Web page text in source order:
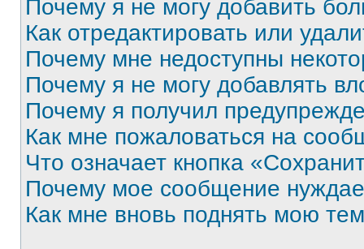
Почему я не могу добавить
Как отредактировать или
Почему мне недоступны
Почему я не могу добавлять
Почему я получил
Как мне пожаловаться на
Что означает кнопка
Почему мое сообщение
Как мне вновь поднять мою